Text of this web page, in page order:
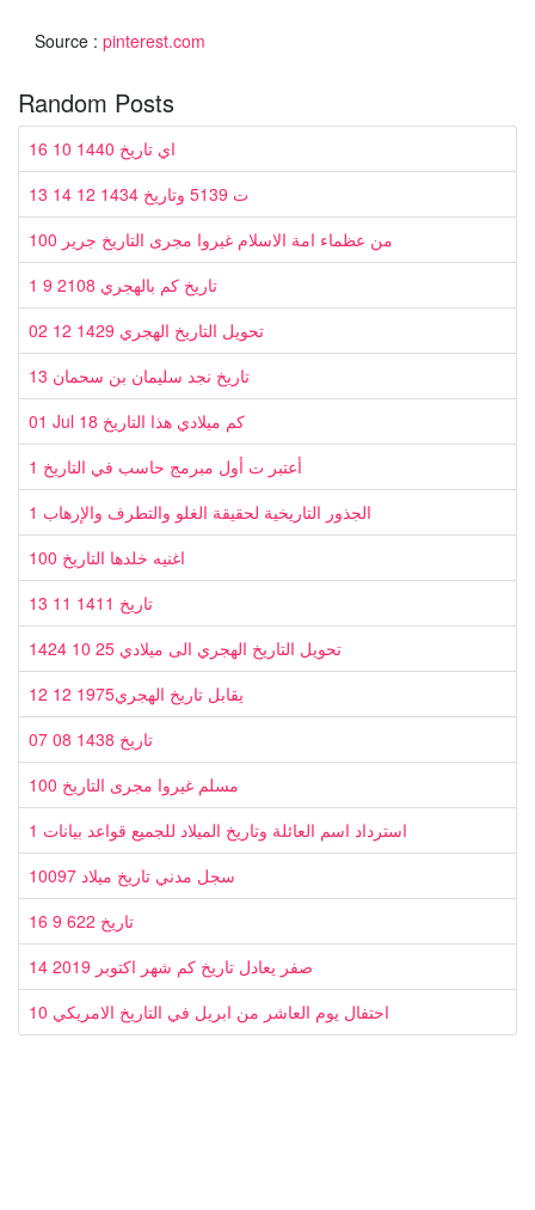
Source : pinterest.com
Random Posts
16 10 1440 اي تاريخ
13 ت 5139 وتاريخ 1434 12 14
100 من عظماء امة الاسلام غيروا مجرى التاريخ جرير
1 9 2108 تاريخ كم بالهجري
02 12 1429 تحويل التاريخ الهجري
13 تاريخ نجد سليمان بن سحمان
01 Jul 18 كم ميلادي هذا التاريخ
1 أعتبر ت أول مبرمج حاسب في التاريخ
1 الجذور التاريخية لحقيقة الغلو والتطرف والإرهاب
100 اغنيه خلدها التاريخ
13 11 1411 تاريخ
1424 10 25 تحويل التاريخ الهجري الى ميلادي
12 12 1975يقابل تاريخ الهجري
07 08 1438 تاريخ
100 مسلم غيروا مجرى التاريخ
1 استرداد اسم العائلة وتاريخ الميلاد للجميع قواعد بيانات
10097 سجل مدني تاريخ ميلاد
16 9 622 تاريخ
14 صفر يعادل تاريخ كم شهر اكتوبر 2019
10 احتفال يوم العاشر من ابريل في التاريخ الامريكي